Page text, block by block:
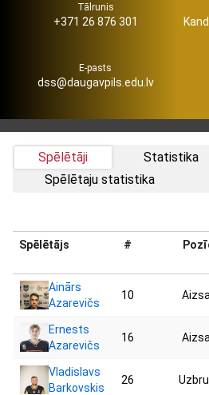
Tālrunis
+371 26 876 301
E-pasts
dss@daugavpils.edu.lv
Spēlētāji Statistika
Spēlētaju statistika
Spēlētājs #
Ainārs
Azarevičs
10
Ernests
Azarevičs
16
Vladislavs
Barkovskis
26